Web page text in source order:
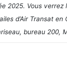
2025. Vous
d’Air Transat
bureau 200,